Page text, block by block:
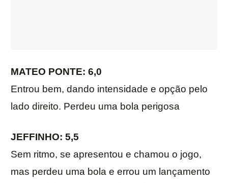
MATEO PONTE: 6,0
Entrou bem, dando intensidade e opção pelo
lado direito. Perdeu uma bola perigosa
JEFFINHO: 5,5
Sem ritmo, se apresentou e chamou o jogo,
mas perdeu uma bola e errou um lançamento